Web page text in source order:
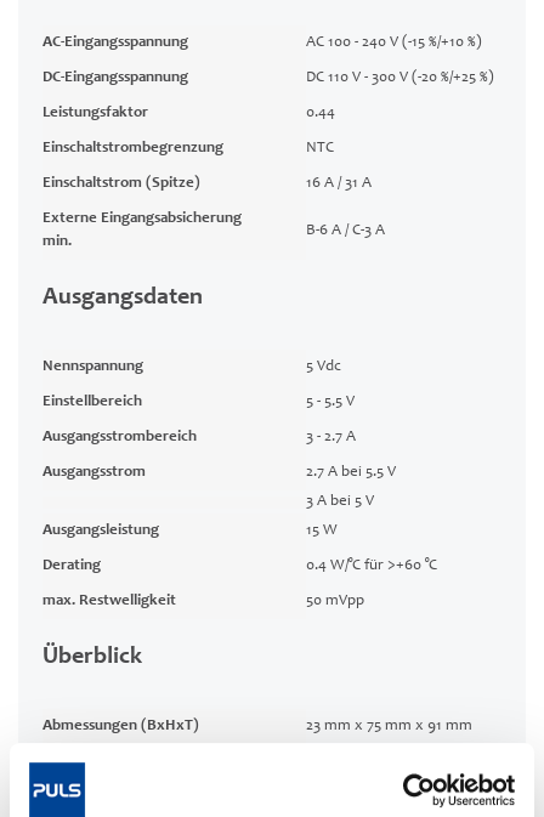
AC-Eingangsspannung AC 100 - 240 V (-15 %/+10 %)
DC-Eingangsspannung DC 110 V - 300 V (-20 %/+25 %)
Leistungsfaktor 0.44
Einschaltstrombegrenzung NTC
Einschaltstrom (Spitze) 16 A / 31 A
Externe Eingangsabsicherung
min.
B-6 A / C-3 A
Ausgangsdaten
Nennspannung 5 Vdc
Einstellbereich 5 - 5.5 V
Ausgangsstrombereich 3 - 2.7 A
Ausgangsstrom
2.7 A bei 5.5 V
3 A bei 5 V
Ausgangsleistung
15 W
Derating 0.4 W/°C für >+60 °C
max. Restwelligkeit 50 mVpp
Überblick
Abmessungen (BxHxT) 23 mm x 75 mm x 91 mm
Weight per unit (excl.
packaging)